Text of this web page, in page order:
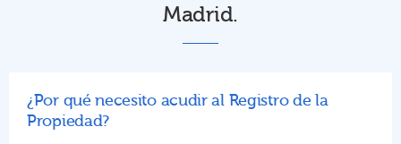
Madrid.
¿Por qué necesito acudir al Registro de la
Propiedad?